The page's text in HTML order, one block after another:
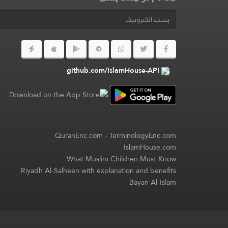
github.com/IslamHouse-API
QuranEnc.com-TerminologyEnc.com
IslamHouse.com
What Muslim Children Must Know
Riyadh Al-Salheen with explanation and benefits
Bayan Al-Islam